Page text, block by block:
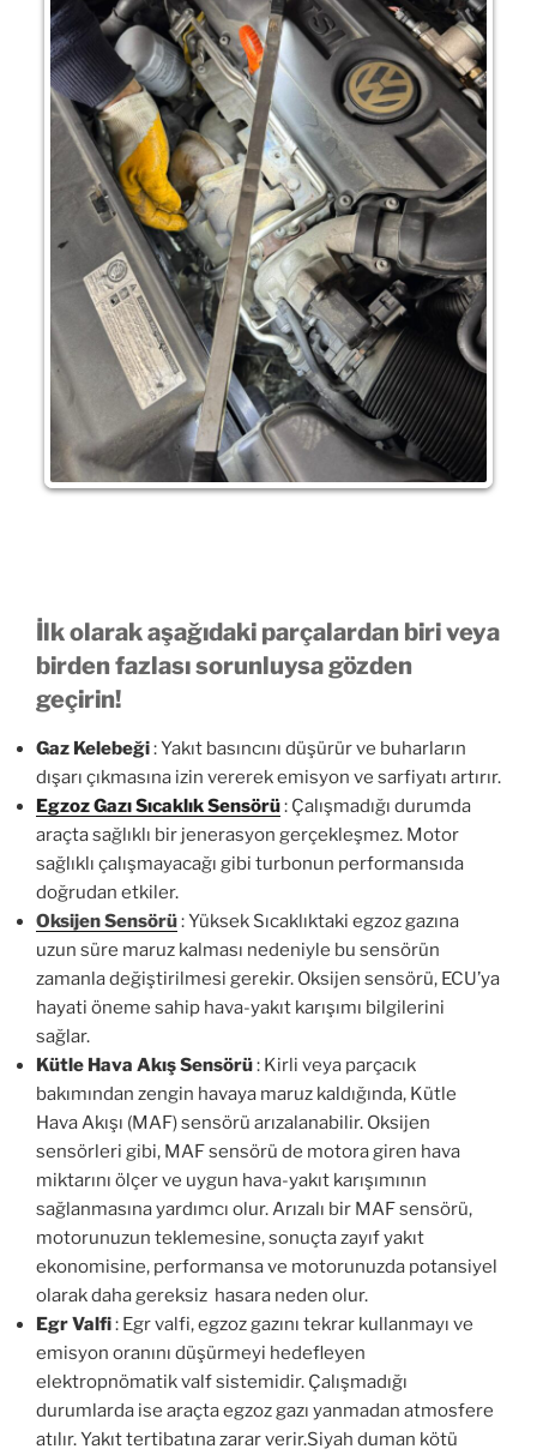
İlk olarak aşağıdaki parçalardan biri veya
birden fazlası sorunluysa gözden
geçirin!
Gaz Kelebeği: Yakıt basıncını düşürür ve buharların
dışarı çıkmasına izin vererek emisyon ve sarfiyatı artırır.
Egzoz Gazı Sıcaklık Sensörü: Çalışmadığı durumda
araçta sağlıklı bir jenerasyon gerçekleşmez. Motor
sağlıklı çalışmayacağı gibi turbonun performansıda
doğrudan etkiler.
Oksijen Sensörü: Yüksek Sıcaklıktaki egzoz gazına
uzun süre maruz kalması nedeniyle bu sensörün
zamanla değiştirilmesi gerekir. Oksijen sensörü, ECU’ya
hayati öneme sahip hava-yakıt karışımı bilgilerini
sağlar.
Kütle Hava Akış Sensörü: Kirli veya parçacık
bakımından zengin havaya maruz kaldığında, Kütle
Hava Akışı (MAF) sensörü arızalanabilir. Oksijen
sensörleri gibi, MAF sensörü de motora giren hava
miktarını ölçer ve uygun hava-yakıt karışımının
sağlanmasına yardımcı olur. Arızalı bir MAF sensörü,
motorunuzun teklemesine, sonuçta zayıf yakıt
ekonomisine, performansa ve motorunuzda potansiyel
olarak daha gereksiz hasara neden olur.
Egr Valfi: Egr valfi, egzoz gazını tekrar kullanmayı ve
emisyon oranını düşürmeyi hedefleyen
elektropnömatik valf sistemidir. Çalışmadığı
durumlarda ise araçta egzoz gazı yanmadan atmosfere
atılır. Yakıt tertibatına zarar verir.Siyah duman kötü